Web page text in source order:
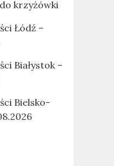
krzyżówki
Łódź –
Białystok –
Bielsko-